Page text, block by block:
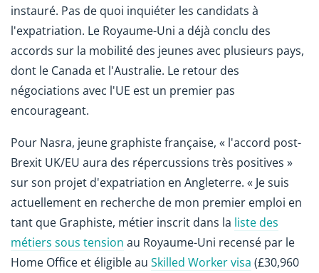
instauré. Pas de quoi inquiéter les candidats à
l'expatriation. Le Royaume-Uni a déjà conclu des
accords sur la mobilité des jeunes avec plusieurs pays,
dont le Canada et l'Australie. Le retour des
négociations avec l'UE est un premier pas
encourageant.
Pour Nasra, jeune graphiste française, « l'accord post-
Brexit UK/EU aura des répercussions très positives »
sur son projet d'expatriation en Angleterre. « Je suis
actuellement en recherche de mon premier emploi en
tant que Graphiste, métier inscrit dans la liste des
métiers sous tension au Royaume-Uni recensé par le
Home Office et éligible au Skilled Worker visa (£30,960